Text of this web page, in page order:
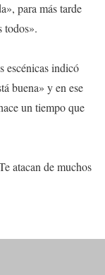
para más tarde
todos».
escénicas indicó
buena» y en ese
un tiempo que
atacan de muchos